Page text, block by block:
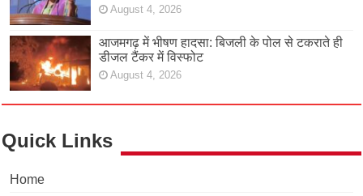
August 4, 2026
आजमगढ़ में भीषण हादसा: बिजली के पोल से टकराते ही
डीजल टैंकर में विस्फोट
August 4, 2026
Quick Links
Home